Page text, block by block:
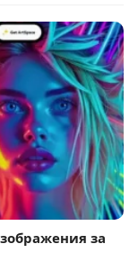
за